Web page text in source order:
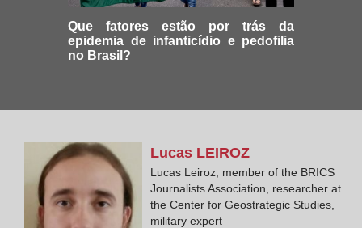
Que fatores estão por trás da
epidemia de infanticídio e pedofilia
no Brasil?
Lucas LEIROZ
Lucas Leiroz, member of the BRICS
Journalists Association, researcher at
the Center for Geostrategic Studies,
military expert